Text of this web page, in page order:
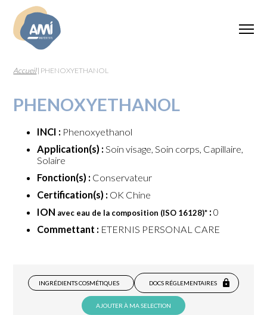
Accueil| PHENOXYETHANOL
PHENOXYETHANOL
INCI : Phenoxyethanol
Application(s) : Soin visage, Soin corps, Capillaire,
Solaire
Fonction(s) : Conservateur
Certification(s) : OK Chine
ION avec eau de la composition (ISO 16128)* : 0
Commettant : ETERNIS PERSONAL CARE
INGRÉDIENTS COSMÉTIQUES DOCS RÉGLEMENTAIRES
AJOUTER À MA SELECTION